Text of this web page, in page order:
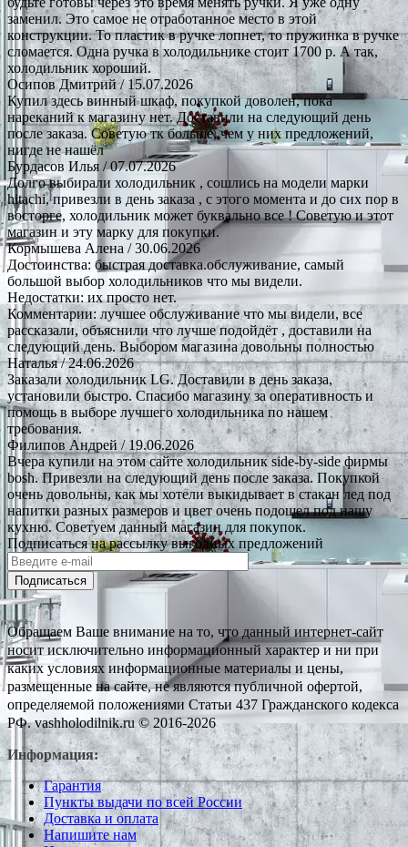
заменил. Это самое не отработанное место в этой
конструкции. То пластик в ручке лопнет, то пружинка в ручке
сломается. Одна ручка в холодильнике стоит 1700 р. А так,
холодильник хороший.
Осипов Дмитрий/ 15.07.2026
Купил здесь винный шкаф, покупкой доволен, пока
нареканий к магазину нет. Доставили на следующий день
после заказа. Советую тк больше, чем у них предложений,
нигде не нашёл
Бурдасов Илья / 07.07.2026
Долго выбирали холодильник , сошлись на модели марки
hitachi, привезли в день заказа , с этого момента и до сих пор в
восторге, холодильник может буквально все ! Советую и этот
магазин и эту марку для покупки.
Кормышева Алена / 30.06.2026
Достоинства: быстрая доставка.обслуживание, самый
большой выбор холодильников что мы видели.
Недостатки: их просто нет.
Комментарии: лучшее обслуживание что мы видели, все
рассказали, объяснили что лучше подойдёт , доставили на
следующий день. Выбором магазина довольны полностью
Наталья/ 24.06.2026
Заказали холодильник LG. Доставили в день заказа,
установили быстро. Спасибо магазину за оперативность и
помощь в выборе лучшего холодильника по нашем
требования.
Филипов Андрей/ 19.06.2026
Вчера купили на этом сайте холодильник side-by-side фирмы
bosh. Привезли на следующий день после заказа. Покупкой
очень довольны, как мы хотели выкидывает в стакан лед под
напитки разных размеров и цвет очень подошел под нашу
кухню. Советуем данный магазин для покупок.
Подписаться на рассылку выгодных предложений
Подписаться
Обращаем Ваше внимание на то, что данный интернет-сайт
носит исключительно информационный характер и ни при
каких условиях информационные материалы и цены,
размещенные на сайте, не являются публичной офертой,
определяемой положениями Статьи 437 Гражданского кодекса
РФ. vashholodilnik.ru © 2016-2026
Информация:
Гарантия
Пункты выдачи по всей России
Доставка и оплата
Напишите нам